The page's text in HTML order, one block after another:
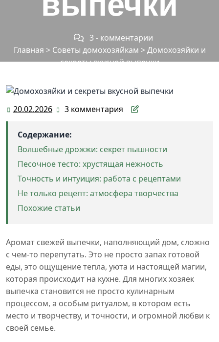
3 - комментарии
Главная > Советы домохозяйкам >Домохозяйки и
секреты вкусной выпечки
20.02.2026 20.02.2026
3 комментария
Содержание:
Волшебные дрожжи: секрет пышности
Песочное тесто: хрустящая нежность
Точность и интуиция: работа с рецептами
Не только рецепт: атмосфера творчества
Похожие статьи
Аромат свежей выпечки, наполняющий дом, сложно
с чем-то перепутать. Это не просто запах готовой
еды, это ощущение тепла, уюта и настоящей магии,
которая происходит на кухне. Для многих хозяек
выпечка становится не просто кулинарным
процессом, а особым ритуалом, в котором есть
место и творчеству, и точности, и огромной любви к
своей семье.